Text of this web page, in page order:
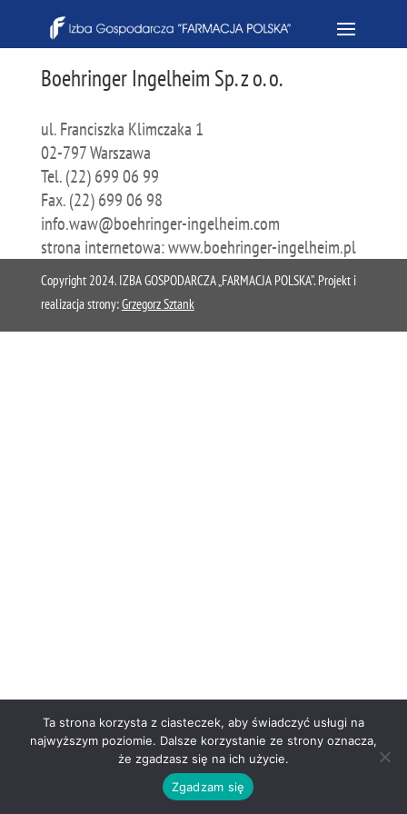
Boehringer Ingelheim Sp. z o. o.
ul. Franciszka Klimczaka 1
02-797 Warszawa
Tel. (22) 699 06 99
Fax. (22) 699 06 98
info.waw@boehringer-ingelheim.com
strona internetowa: www.boehringer-ingelheim.pl
Copyright 2024. IZBA GOSPODARCZA „FARMACJA POLSKA”. Projekt i
realizacja strony:Grzegorz Sztank
Ta strona korzysta z ciasteczek, aby świadczyć usługi na
najwyższym poziomie. Dalsze korzystanie ze strony oznacza,
że zgadzasz się na ich użycie.
Zgadzam się